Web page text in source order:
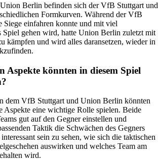
Berlin befinden sich der VfB Stuttgart und
Formkurven. Während der VfB
Siege einfahren konnte und mit viel
Spiel gehen wird, hatte Union Berlin zuletzt mit
kämpfen und wird alles daransetzen, wieder in
Aspekte könnten in diesem Spiel
dem VfB Stuttgart und Union Berlin könnten
Aspekte eine wichtige Rolle spielen. Beide
gut auf den Gegner einstellen und
Taktik die Schwächen des Gegners
sein zu sehen, wie sich die taktischen
auswirken und welches Team am
wird.